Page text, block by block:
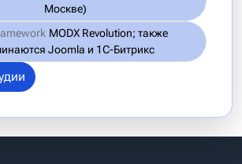
Москве)
MODX Revolution; также
Joomla и 1С-Битрикс